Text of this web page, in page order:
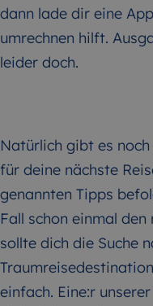
dann lade dir eine
umrechnen hilft.
leider doch.
Natürlich gibt es
für deine nächste
genannten Tipps
Fall schon einmal
sollte dich die Suche
einfach. Eine:r